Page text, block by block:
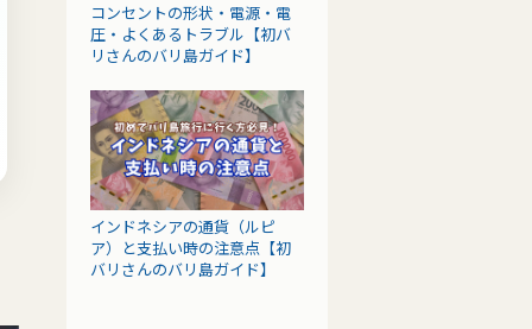
コンセントの形状・電源・電
圧・よくあるトラブル【初バ
リさんのバリ島ガイド】
インドネシアの通貨（ルピ
ア）と支払い時の注意点【初
バリさんのバリ島ガイド】